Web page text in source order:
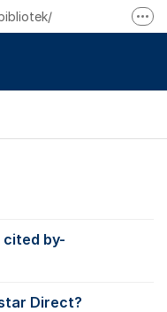
by-
Direct?